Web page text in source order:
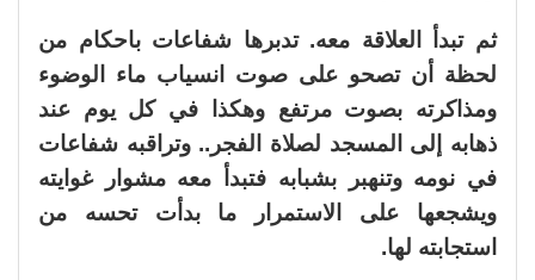
ثم تبدأ العلاقة معه. تدبرها شفاعات باحكام من
لحظة أن تصحو على صوت انسياب ماء الوضوء
ومذاكرته بصوت مرتفع وهكذا في كل يوم عند
ذهابه إلى المسجد لصلاة الفجر.. وتراقبه شفاعات
في نومه وتنهبر بشبابه فتبدأ معه مشوار غوايته
ويشجعها على الاستمرار ما بدأت تحسه من
استجابته لها.